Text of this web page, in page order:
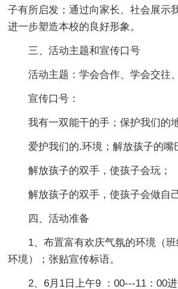
子有所启发；通过向家长、社会展示
进一步塑造本校的良好形象。
三、活动主题和宣传口号
活动主题：学会合作、学会交往
宣传口号：
我有一双能干的手；保护我们的地
爱护我们的.环境；解放孩子的嘴
解放孩子的双手，使孩子会玩；
解放孩子的双手，使孩子会做自己
四、活动准备
1、布置富有欢庆气氛的环境（班
环境）；张贴宣传标语。
2、6月1日上午9 ：00---11：00进